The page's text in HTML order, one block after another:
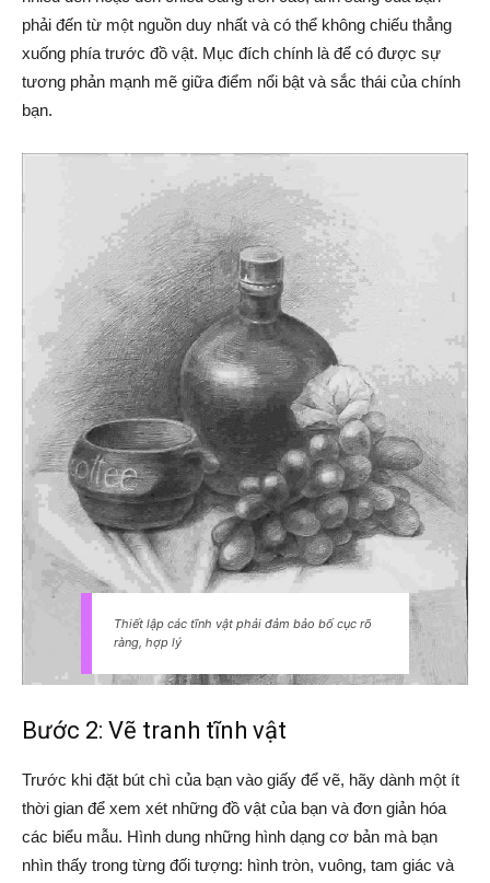
phải đến từ một nguồn duy nhất và có thể không chiếu thẳng
xuống phía trước đồ vật. Mục đích chính là để có được sự
tương phản mạnh mẽ giữa điểm nổi bật và sắc thái của chính
bạn.
Thiết lập các tĩnh vật phải đảm bảo bố cục rõ
ràng, hợp lý
Bước 2: Vẽ tranh tĩnh vật
Trước khi đặt bút chì của bạn vào giấy để vẽ, hãy dành một ít
thời gian để xem xét những đồ vật của bạn và đơn giản hóa
các biểu mẫu. Hình dung những hình dạng cơ bản mà bạn
nhìn thấy trong từng đối tượng: hình tròn, vuông, tam giác và